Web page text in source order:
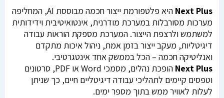
Next Plus
היא פלטפורמת ייצור חכמה מבוססת AI, המחליפה
מערכות מסורבלות במערכת מודרנית, אינטואיטיבית וידידותית
למשתמש ולרצפת הייצור. המערכת מספקת הוראות עבודה
דיגיטליות, מעקב ייצור בזמן אמת, ניהול איכות מתקדם
ואנליטיקה חכמה – הכל בממשק אחד אינטגרטיבי.
Next Plus
הופכת נהלים, מסמכי Word או PDF, סרטונים
וטפסים קיימים לתהליכי עבודה דיגיטליים חיים, כך שניתן
לעלות לאוויר ממש בתוך מספר ימים.